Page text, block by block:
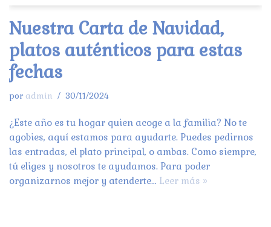
Nuestra Carta de Navidad,
platos auténticos para estas
fechas
por admin 30/11/2024
¿Este año es tu hogar quien acoge a la familia? No te
agobies, aquí estamos para ayudarte. Puedes pedirnos
las entradas, el plato principal, o ambas. Como siempre,
tú eliges y nosotros te ayudamos. Para poder
organizarnos mejor y atenderte… Leer más »